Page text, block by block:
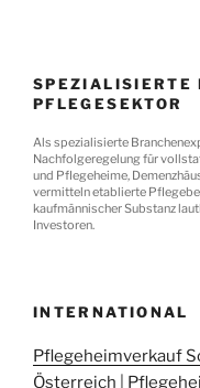
SPEZIALISIERTE
PFLEGESEKTOR
Als spezialisierte
Nachfolgeregelung für
und Pflegeheime,
vermitteln etablierte
kaufmännischer Substanz
Investoren.
INTERNATIONAL
Pflegeheimverkauf
Österreich